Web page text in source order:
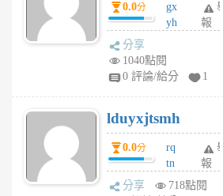
個
月
0.0分
gx
yh
jl
月
前
舉
報
分享
1040點閱
0 評論/給分
1
lduyxjtsmh
0.0分
rq
tn
jt
舉
報
分享
718點閱